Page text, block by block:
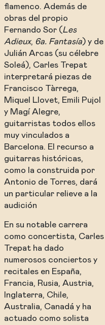
flamenco. Además de
obras del propio
Fernando Sor (Les
Adieux, 6a. Fantasía) y de
Julián Arcas (su célebre
Soleá), Carles Trepat
interpretará piezas de
Francisco Tàrrega,
Miquel Llovet, Emili Pujol
y Magí Alegre,
guitarristas todos ellos
muy vinculados a
Barcelona. El recurso a
guitarras históricas,
como la construida por
Antonio de Torres, dará
un particular relieve a la
audición
En su notable carrera
como concertista, Carles
Trepat ha dado
numerosos conciertos y
recitales en España,
Francia, Rusia, Austria,
Inglaterra, Chile,
Australia, Canadá y ha
actuado como solista